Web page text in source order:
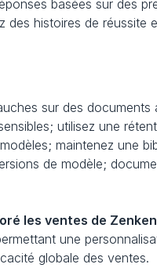
basées sur des
des histoires de
sur des
utilisez une
maintenez une
de modèle;
les ventes de
une
globale des ventes.